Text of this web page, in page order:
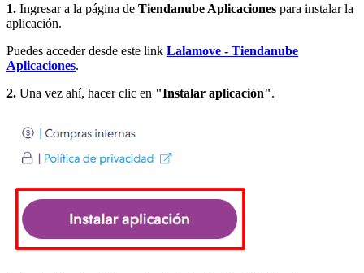
1. Ingresar a la página de Tiendanube Aplicaciones para instalar la
aplicación.
Puedes acceder desde este link Lalamove - Tiendanube
Aplicaciones.
2. Una vez ahí, hacer clic en "Instalar aplicación".